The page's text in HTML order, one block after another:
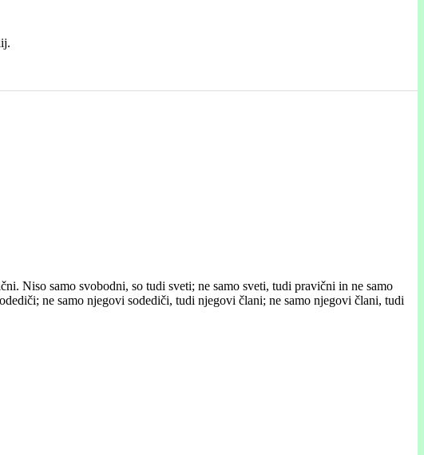
Niso samo svobodni, so tudi sveti; ne samo sveti, tudi pravični in ne samo
ne samo njegovi sodediči, tudi njegovi člani; ne samo njegovi člani, tudi